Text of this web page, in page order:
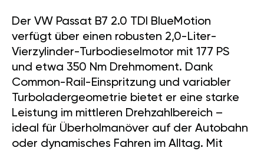
Der VW Passat B7 2.0 TDI BlueMotion
verfügt über einen robusten 2,0-Liter-
Vierzylinder-Turbodieselmotor mit 177 PS
und etwa 350 Nm Drehmoment. Dank
Common-Rail-Einspritzung und variabler
Turboladergeometrie bietet er eine starke
Leistung im mittleren Drehzahlbereich –
ideal für Überholmanöver auf der Autobahn
oder dynamisches Fahren im Alltag. Mit